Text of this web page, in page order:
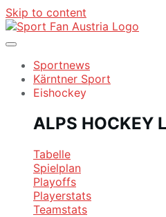
Skip to content
Sportnews
Kärntner Sport
Eishockey
ALPS HOCKEY
Tabelle
Spielplan
Playoffs
Playerstats
Teamstats